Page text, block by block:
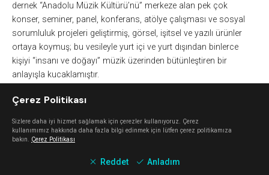
dernek “Anadolu Müzik Kültürü’nü” merkeze alan pek çok
konser, seminer, panel, konferans, atölye çalışması ve sosyal
sorumluluk projeleri geliştirmiş, görsel, işitsel ve yazılı ürünler
ortaya koymuş; bu vesileyle yurt içi ve yurt dışından binlerce
kişiyi “insanı ve doğayı” müzik üzerinden bütünleştiren bir
anlayışla kucaklamıştır.
Çerez Politikası
Sizlere daha iyi hizmet sağlamak için çerezler kullanıyoruz. Çerez
kullanımımız hakkında daha fazla bilgi edinmek için lütfen çerez politikamıza
bakın. Çerez Politikası
Reddet Anladım